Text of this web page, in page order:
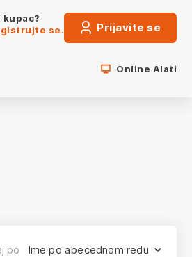
kupac?
se.
Prijavite se
Online Alati
po Ime po abecednom redu